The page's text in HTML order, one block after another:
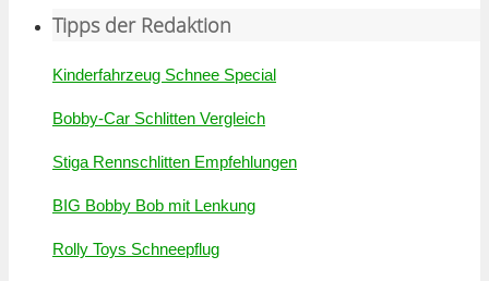
Tipps der Redaktion
Kinderfahrzeug Schnee Special
Bobby-Car Schlitten Vergleich
Stiga Rennschlitten Empfehlungen
BIG Bobby Bob mit Lenkung
Rolly Toys Schneepflug